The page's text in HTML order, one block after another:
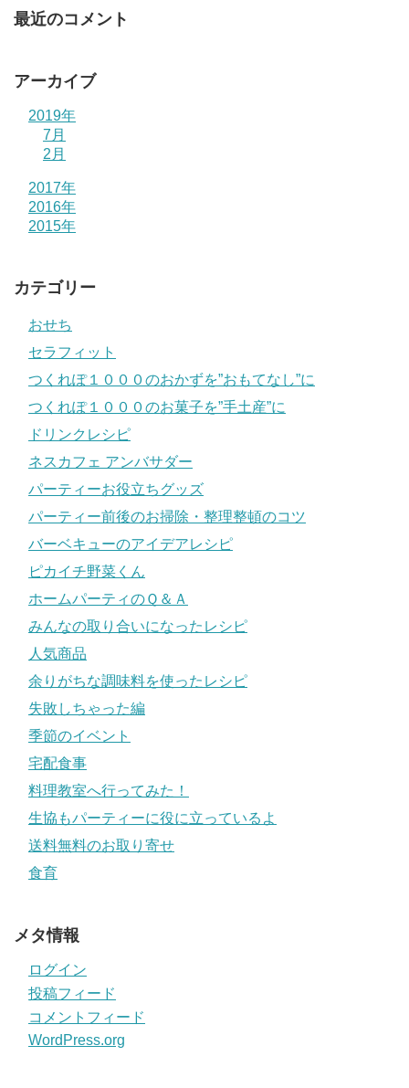
最近のコメント
アーカイブ
2019年
7月
2月
2017年
2016年
2015年
カテゴリー
おせち
セラフィット
つくれぽ１０００のおかずを”おもてなし”に
つくれぽ１０００のお菓子を”手土産”に
ドリンクレシピ
ネスカフェ アンバサダー
パーティーお役立ちグッズ
パーティー前後のお掃除・整理整頓のコツ
バーベキューのアイデアレシピ
ピカイチ野菜くん
ホームパーティのＱ＆Ａ
みんなの取り合いになったレシピ
人気商品
余りがちな調味料を使ったレシピ
失敗しちゃった編
季節のイベント
宅配食事
料理教室へ行ってみた！
生協もパーティーに役に立っているよ
送料無料のお取り寄せ
食育
メタ情報
ログイン
投稿フィード
コメントフィード
WordPress.org